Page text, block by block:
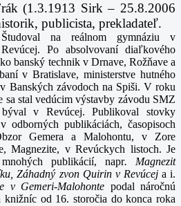
(1.3.1913 Sirk – 25.8.2006
publicista, prekladateľ.
Študoval na reálnom gymnáziu v
Revúcej. Po absolvovaní diaľkového
banský technik v Drnave, Rožňave a
v Bratislave, ministerstve hutného
Banských závodoch na Spiši. V roku
sa stal vedúcim výstavby závodu SMZ
v Revúcej. Publikoval stovky
publikáciách, časopisoch
Gemera a Malohontu, v Zore
Magnezite, v Revúckych listoch. Je
publikácií, napr. Magnezit
Záhadný zvon Quirin v Revúcej a i.
v Gemeri-Malohonte podal náročnú
knižníc od 16. storočia do konca roka